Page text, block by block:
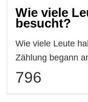
Wie viele
besucht?
Wie viele Leute
Zählung begann
796